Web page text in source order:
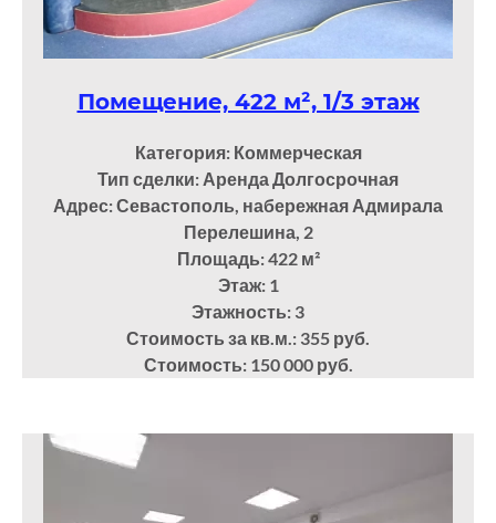
Помещение, 422 м², 1/3 этаж
Категория: Коммерческая
Тип сделки: Аренда Долгосрочная
Адрес: Севастополь, набережная Адмирала
Перелешина, 2
Площадь: 422м²
Этаж: 1
Этажность: 3
Стоимость за кв.м.: 355 руб.
Стоимость: 150 000 руб.